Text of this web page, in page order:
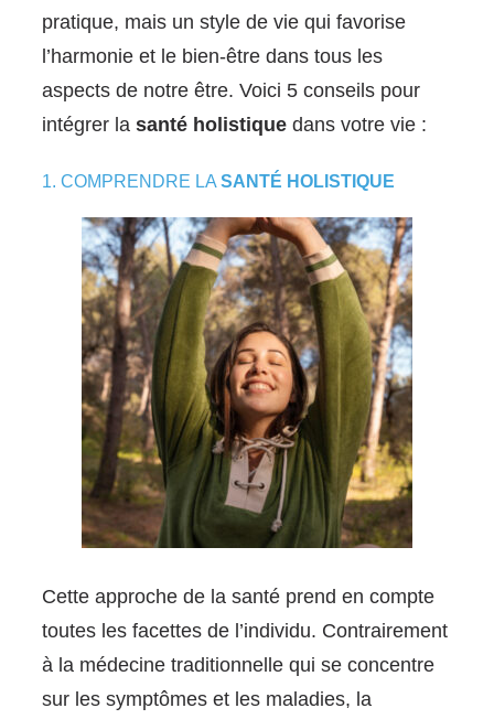
pratique, mais un style de vie qui favorise
l’harmonie et le bien-être dans tous les
aspects de notre être. Voici 5 conseils pour
intégrer la santé holistique dans votre vie :
1. COMPRENDRE LA SANTÉ HOLISTIQUE
Cette approche de la santé prend en compte
toutes les facettes de l’individu. Contrairement
à la médecine traditionnelle qui se concentre
sur les symptômes et les maladies, la